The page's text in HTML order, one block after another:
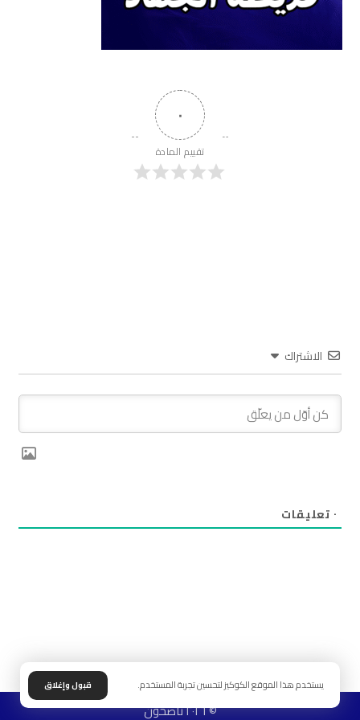
٠
تقييم المادة
الاشتراك
٠ تعليقات
© ٢٠٢٦ ناصحون
يستخدم هذا الموقع الكوكيز لتحسين تجربة المستخدم. قبول وإغلاق